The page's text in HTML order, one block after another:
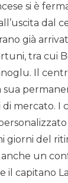
si è
dal
già
tra cui
Il
mercato. I
giorni del
anche un
il capitano